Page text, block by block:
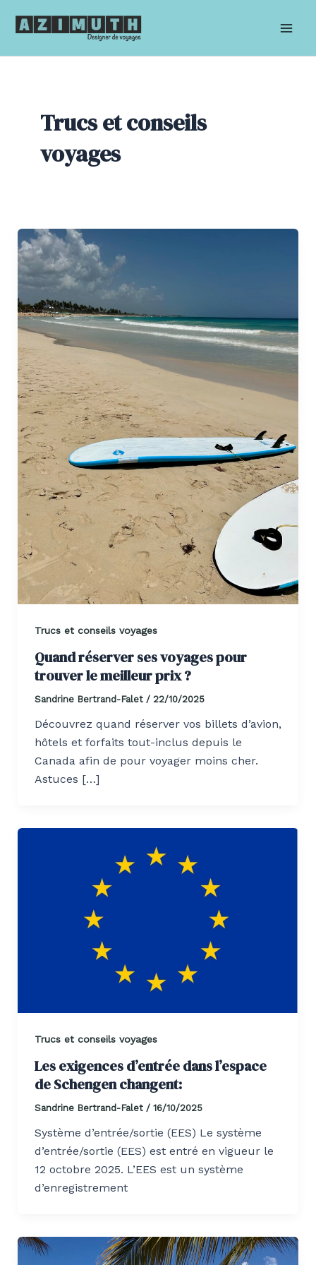
Trucs et conseils
voyages
Trucs et conseils voyages
Quand réserver ses voyages pour
trouver le meilleur prix ?
Sandrine Bertrand-Falet / 22/10/2025
Découvrez quand réserver vos billets d’avion,
hôtels et forfaits tout-inclus depuis le
Canada afin de pour voyager moins cher.
Astuces […]
Trucs et conseils voyages
Les exigences d’entrée dans l’espace
de Schengen changent:
Sandrine Bertrand-Falet / 16/10/2025
Système d’entrée/sortie (EES) Le système
d’entrée/sortie (EES) est entré en vigueur le
12 octobre 2025. L’EES est un système
d’enregistrement